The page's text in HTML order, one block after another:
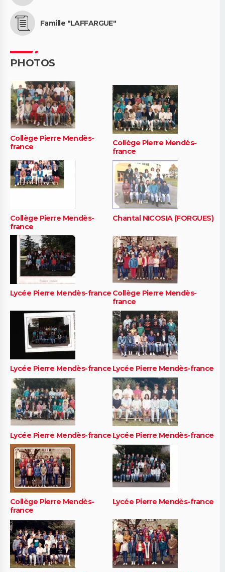
Famille "LAFFARGUE"
PHOTOS
Collège Pierre Mendès-
france
Collège Pierre Mendès-
france
Collège Pierre Mendès-
france
Chantal NICOSIA (FORGUES)
Lycée Pierre Mendès-france Collège Pierre Mendès-
france
Lycée Pierre Mendès-france Lycée Pierre Mendès-france
Lycée Pierre Mendès-france Lycée Pierre Mendès-france
Collège Pierre Mendès-
france
Lycée Pierre Mendès-france